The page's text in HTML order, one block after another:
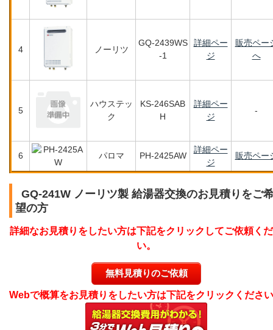
4 ノーリツ
GQ-2439WS
-1
詳細ペー
ジ
販売ペー
へ
5
ハウステッ
ク
KS-246SAB
H
詳細ペー
ジ
-
6 パロマ PH-2425AW
詳細ペー
ジ
販売ペー
GQ-241W ノーリツ製 給湯器交換のお見積りをご
望の方
詳細なお見積りをしたい方は下記をクリックしてご依頼く
い。
無料見積りのご依頼
Webで概算をお見積りをしたい方は下記をクリックくださ